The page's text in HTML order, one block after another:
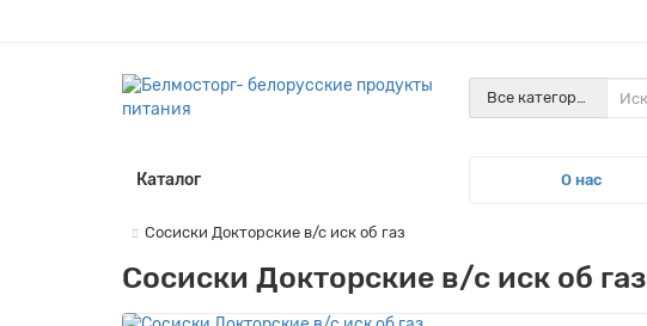
Все категории
Каталог О нас
Сосиски Докторские в/с иск об газ
Сосиски Докторские в/с иск об газ